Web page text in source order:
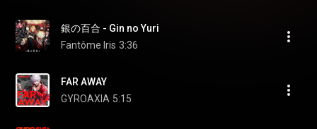
銀の百合 - Gin no Yuri
Fantôme Iris 3:36
FAR AWAY
GYROAXIA 5:15